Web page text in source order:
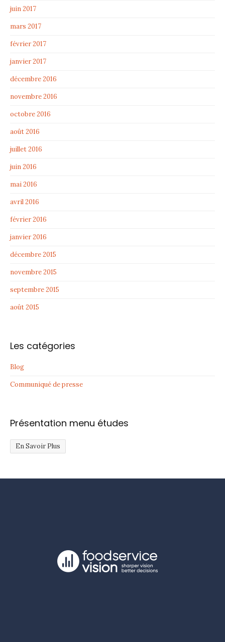
juin 2017
mars 2017
février 2017
janvier 2017
décembre 2016
novembre 2016
octobre 2016
août 2016
juillet 2016
juin 2016
mai 2016
avril 2016
février 2016
janvier 2016
décembre 2015
novembre 2015
septembre 2015
août 2015
Les catégories
Blog
Communiqué de presse
Présentation menu études
En Savoir Plus